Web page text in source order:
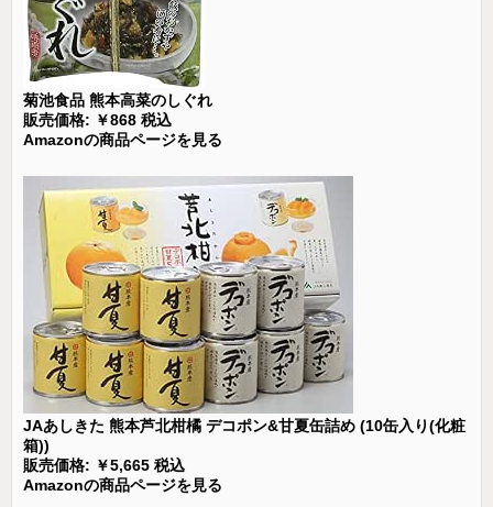
菊池食品 熊本高菜のしぐれ
販売価格: ￥868 税込
Amazonの商品ページを見る
JAあしきた 熊本芦北柑橘 デコポン&甘夏缶詰め (10缶入り(化粧
箱))
販売価格: ￥5,665 税込
Amazonの商品ページを見る